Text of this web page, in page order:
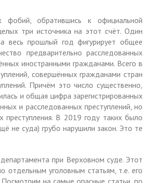
фобий, обратившись к официальной
три источника на этот счёт. Один
весь прошлый год фигурирует общее
предварительно расследованных
иностранными гражданами. Всего в
совершённых гражданами стран
Причём это число существенно,
и общая цифра зарегистрированных
и расследованных преступлений, но
преступления. В 2019 году таких было
не суда) грубо нарушили закон. Это те
при Верховном суде. Этот
отдельным уголовным статьям, т.е. его
на самые опасные статьи, по